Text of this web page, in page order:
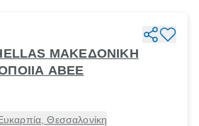
ΜΑΚΕΔΟΝΙΚΗ
ΑΒΕΕ
Θεσσαλονίκη